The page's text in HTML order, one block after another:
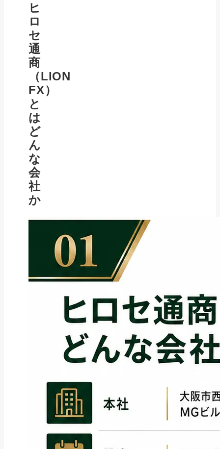
ヒ
ロ
セ
通
商
（LION
FX）
と
は
ど
ん
な
会
社
か